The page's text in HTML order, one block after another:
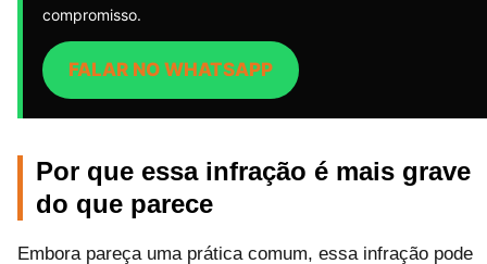
compromisso.
FALAR NO WHATSAPP
Por que essa infração é mais grave
do que parece
Embora pareça uma prática comum, essa infração pode